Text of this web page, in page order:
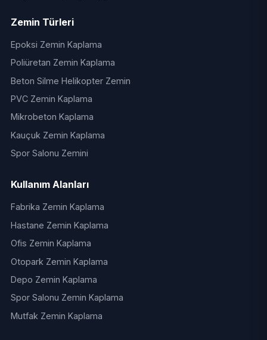
Zemin Türleri
Epoksi Zemin Kaplama
Poliüretan Zemin Kaplama
Beton Silme Helikopter Zemin
PVC Zemin Kaplama
Mikrobeton Kaplama
Kauçuk Zemin Kaplama
Spor Salonu Zemini
Kullanım Alanları
Fabrika Zemin Kaplama
Hastane Zemin Kaplama
Ofis Zemin Kaplama
Otopark Zemin Kaplama
Depo Zemin Kaplama
Spor Salonu Zemin Kaplama
Mutfak Zemin Kaplama